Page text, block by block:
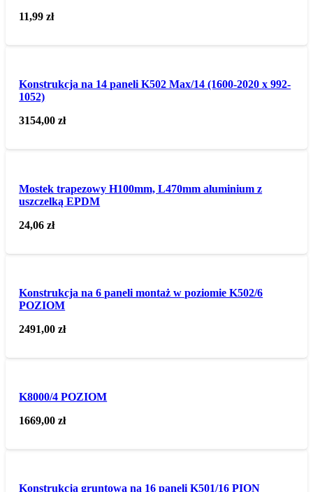
11,99zł
Konstrukcja na 14 paneli K502 Max/14 (1600-2020 x 992-
1052)
3154,00zł
Mostek trapezowy H100mm, L470mm aluminium z
uszczelką EPDM
24,06zł
Konstrukcja na 6 paneli montaż w poziomie K502/6
POZIOM
2491,00zł
K8000/4 POZIOM
1669,00zł
Konstrukcja gruntowa na 16 paneli K501/16 PION